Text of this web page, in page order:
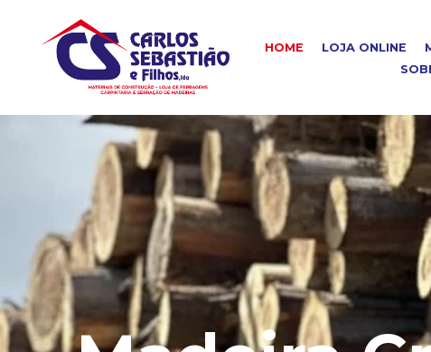
HOME LOJA ONLINE